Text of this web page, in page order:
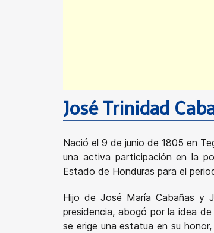
José Trinidad
Nació el 9 de junio de 1805 en
una activa participación en la
Estado de Honduras para el
Hijo de José María Cabañas y
presidencia, abogó por la idea
se erige una estatua en su